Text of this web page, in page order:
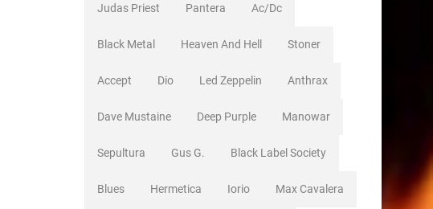
Judas Priest Pantera Ac/dc
Black Metal Heaven And Hell Stoner
Accept Dio Led Zeppelin Anthrax
Dave Mustaine Deep Purple Manowar
Sepultura Gus G. Black Label Society
Blues Hermetica Iorio Max Cavalera